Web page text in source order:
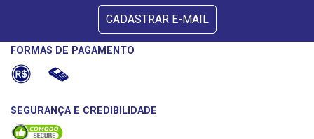
CADASTRAR E-MAIL
FORMAS DE PAGAMENTO
SEGURANÇA E CREDIBILIDADE